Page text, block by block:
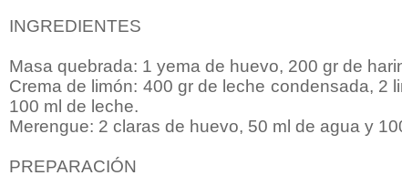
INGREDIENTES
Masa quebrada: 1 yema de huevo, 200 gr de
Crema de limón: 400 gr de leche condensada, 2
100 ml de leche.
Merengue: 2 claras de huevo, 50 ml de agua y
PREPARACIÓN